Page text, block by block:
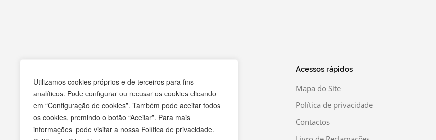
Utilizamos cookies próprios e de terceiros para fins
analíticos. Pode configurar ou recusar os cookies clicando
em “Configuração de cookies”. Também pode aceitar todos
os cookies, premindo o botão “Aceitar”. Para mais
informações, pode visitar a nossa Política de privacidade.
Praça Pedro Nunes
7580-125 Alcácer do Sal
T.265 610 040
F.
265 247 003
Acessos rápidos
Mapa do Site
Política de privacidade
Contactos